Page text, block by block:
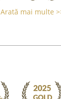
Arată mai multe